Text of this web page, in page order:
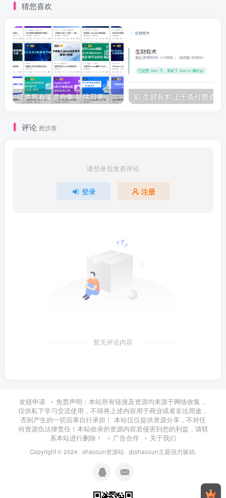
猜您喜欢
IT类所有渠道合集 持续日更，目前近四千多条资源 年费用户微信私信获取权限
评论 抢沙发
请登录后发表评论
登录 注册
暂无评论内容
友链申请
免责声明：本站所有链接及资源均来源于网络收集，
仅供私下学习交流使用，不得将上述内容用于商业或者非法用途，
否则产生的一切后果自行承担！ 本站仅仅提供资源分享，不对任
何资源负法律责任！本站收录的资源内容若侵害到您的利益，请联
系本站进行删除！
广告合作 关于我们
Copyright © 2024 · shaocun资源站 · 由shaocun主题强力驱动.